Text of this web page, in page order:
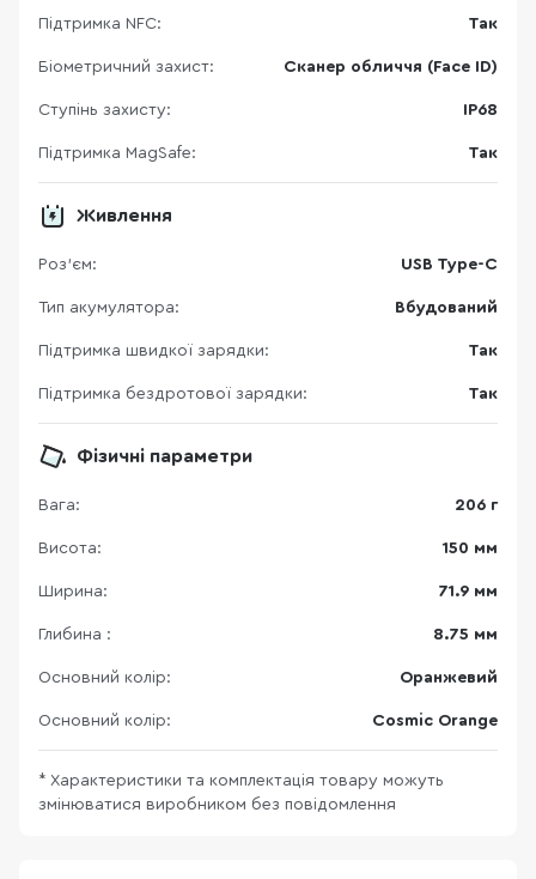
Підтримка NFC: Так
Біометричний захист: Сканер обличчя (Face ID)
Ступінь захисту: IP68
Підтримка MagSafe: Так
Живлення
Роз'єм: USB Type-C
Тип акумулятора: Вбудований
Підтримка швидкої зарядки: Так
Підтримка бездротової зарядки: Так
Фізичні параметри
Вага: 206 г
Висота: 150 мм
Ширина: 71.9 мм
Глибина : 8.75 мм
Основний колір: Оранжевий
Основний колір: Cosmic Orange
* Характеристики та комплектація товару можуть
змінюватися виробником без повідомлення